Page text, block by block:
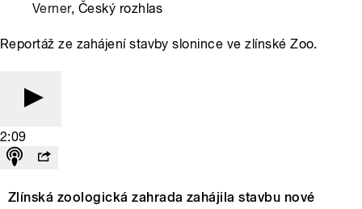
Verner, Český rozhlas
Reportáž ze zahájení stavby slonince ve zlínské Zoo.
2:09
Zlínská zoologická zahrada zahájila stavbu nové